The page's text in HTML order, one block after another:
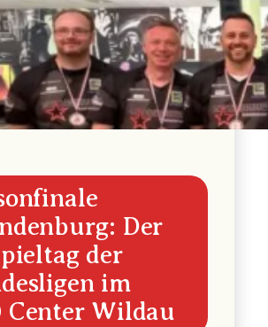
Der
der
im
Center Wildau